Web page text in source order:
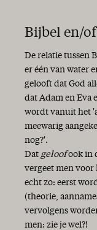
Danken en
Slaap kindje,
Zingen
De Christus der
De genade zij met
Strijd tussen
Het GAB-
Licht in de
Twintig jaar AMEN!
Niets is wat het
Een nieuw begin
Geschenk van
Tijd
Lente
Dank!
Bijbel en/
De relatie tussen
er één van water
gelooft dat God
dat Adam en Eva
wordt vanuit het
meewarig
nog?'.
Dat geloofook in
vergeet men voor
echt zo: eerst
(theorie,
vervolgens
men: zie je wel?!